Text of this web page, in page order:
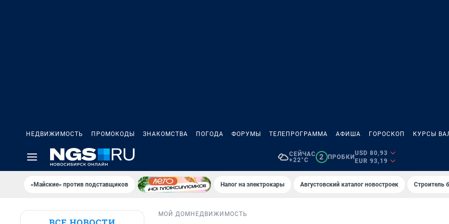
НЕДВИЖИМОСТЬ ПРОМОКОДЫ ЗНАКОМСТВА ПОГОДА ФОРУМЫ ТЕЛЕПРОГРАММА АФИША ГОРОСКОП КУРСЫ
СЕЙЧАС
+22°C
2 ПРОБКИ
USD 80,93
EUR 93,19
«Майские» против подставщиков Налог на электрокары Августовский каталог новостроек Строитель
МОЙ ДОМ НЕДВИЖИМОСТЬ